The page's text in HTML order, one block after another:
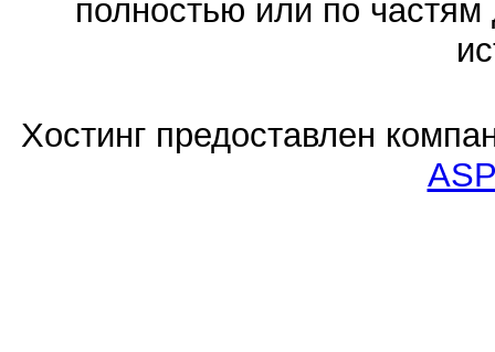
полностью или по частям
Хостинг предоставлен